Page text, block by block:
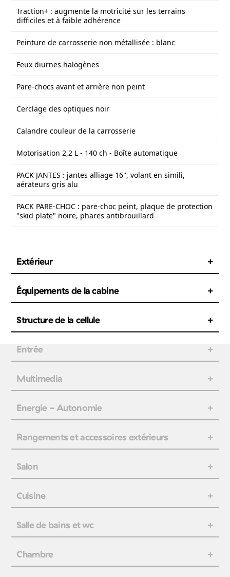
Traction+ : augmente la motricité sur les terrains
difficiles et à faible adhérence
Peinture de carrosserie non métallisée : blanc
Feux diurnes halogènes
Pare-chocs avant et arrière non peint
Cerclage des optiques noir
Calandre couleur de la carrosserie
Motorisation 2,2 L - 140 ch - Boîte automatique
PACK JANTES : jantes alliage 16'', volant en simili,
aérateurs gris alu
PACK PARE-CHOC : pare-choc peint, plaque de protection
"skid plate" noire, phares antibrouillard
Extérieur
Équipements de la cabine
Structure de la cellule
Entrée
Multimedia
Energie - Autonomie
Rangements et accessoires extérieurs
Salon
Cuisine
Salle de bains et wc
Chambre